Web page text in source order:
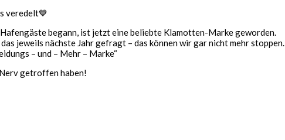
veredelt💙
begann, ist jetzt eine beliebte Klamotten-Marke geworden.
jeweils nächste Jahr gefragt – das können wir gar nicht mehr stoppen.
– und – Mehr – Marke“
getroffen haben!